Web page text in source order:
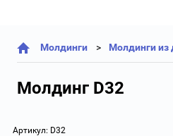
Молдинги Молдинги из
Молдинг D32
Артикул: D32